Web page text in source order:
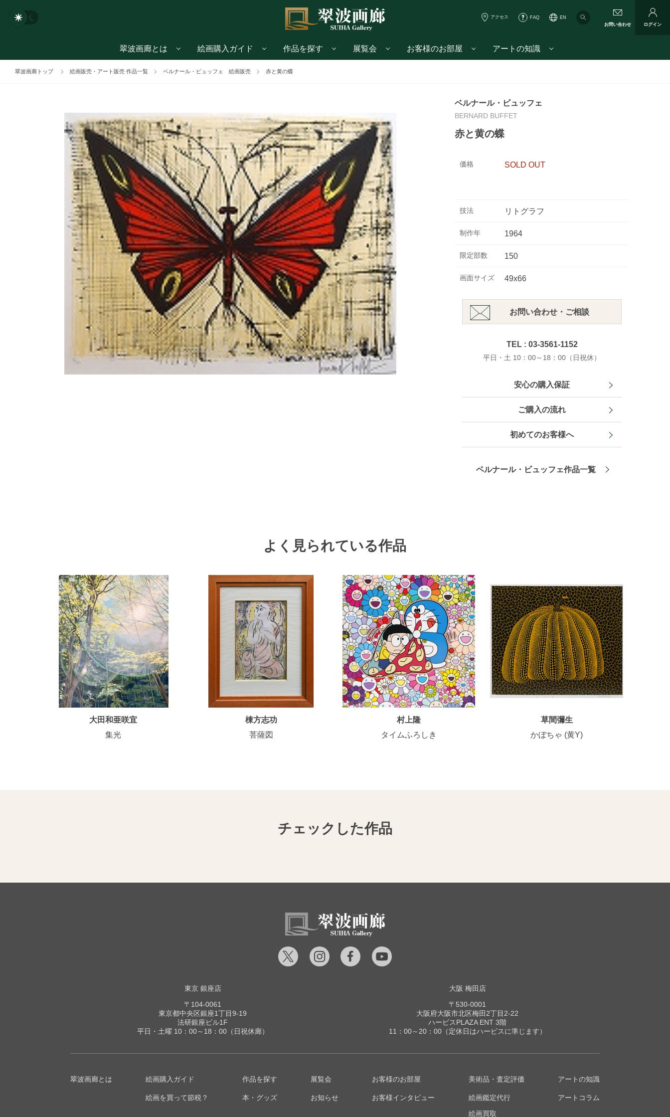
アクセス FAQ
EN
お問い合わせ
ログイン
翠波画廊とは 絵画購入ガイド 作品を探す 展覧会 お客様のお部屋 アートの知識
翠波画廊トップ 絵画販売・アート販売 作品一覧 ベルナール・ビュッフェ 絵画販売 赤と黄の蝶
ベルナール・ビュッフェ
BERNARD BUFFET
赤と黄の蝶
価格 SOLD OUT
技法 リトグラフ
制作年 1964
限定部数 150
画面サイズ 49x66
お問い合わせ・ご相談
TEL : 03-3561-1152
平日・土 10：00～18：00（日祝休）
安心の購入保証
ご購入の流れ
初めてのお客様へ
ベルナール・ビュッフェ作品一覧
よく見られている作品
大田和亜咲宜
集光
棟方志功
菩薩図
村上隆
タイムふろしき
草間彌生
かぼちゃ (黄Y)
チェックした作品
東京 銀座店
〒104-0061
東京都中央区銀座1丁目9-19
法研銀座ビル1F
平日・土曜 10：00～18：00（日祝休廊）
大阪 梅田店
〒530-0001
大阪府大阪市北区梅田2丁目2-22
ハービスPLAZA ENT 3階
11：00～20：00（定休日はハービスに準じます）
翠波画廊とは 絵画購入ガイド
絵画を買って節税？
作品を探す
本・グッズ
展覧会
お知らせ
お客様のお部屋
お客様インタビュー
美術品・査定評価
絵画鑑定代行
絵画買取
アートの知識
アートコラム